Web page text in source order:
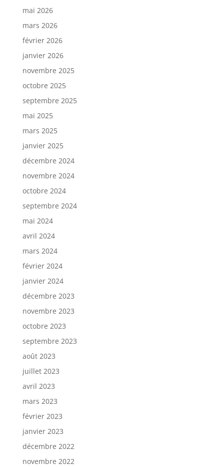
mai 2026
mars 2026
février 2026
janvier 2026
novembre 2025
octobre 2025
septembre 2025
mai 2025
mars 2025
janvier 2025
décembre 2024
novembre 2024
octobre 2024
septembre 2024
mai 2024
avril 2024
mars 2024
février 2024
janvier 2024
décembre 2023
novembre 2023
octobre 2023
septembre 2023
août 2023
juillet 2023
avril 2023
mars 2023
février 2023
janvier 2023
décembre 2022
novembre 2022